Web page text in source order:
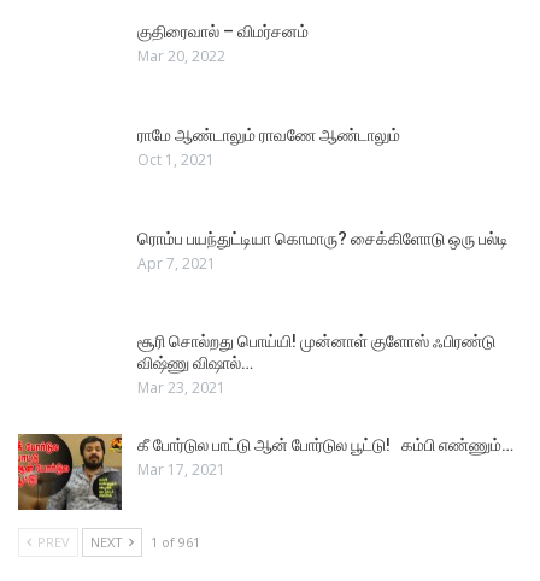
குதிரைவால் – விமர்சனம்
Mar 20, 2022
ராமே ஆண்டாலும் ராவணே ஆண்டாலும்
Oct 1, 2021
ரொம்ப பயந்துட்டியா கொமாரு? சைக்கிளோடு ஒரு பல்டி
Apr 7, 2021
சூரி சொல்றது பொய்யி! முன்னாள் குளோஸ் ஃபிரண்டு
விஷ்ணு விஷால்…
Mar 23, 2021
கீ போர்டுல பாட்டு ஆன் போர்டுல பூட்டு! கம்பி எண்ணும்…
Mar 17, 2021
PREV NEXT 1 of 961